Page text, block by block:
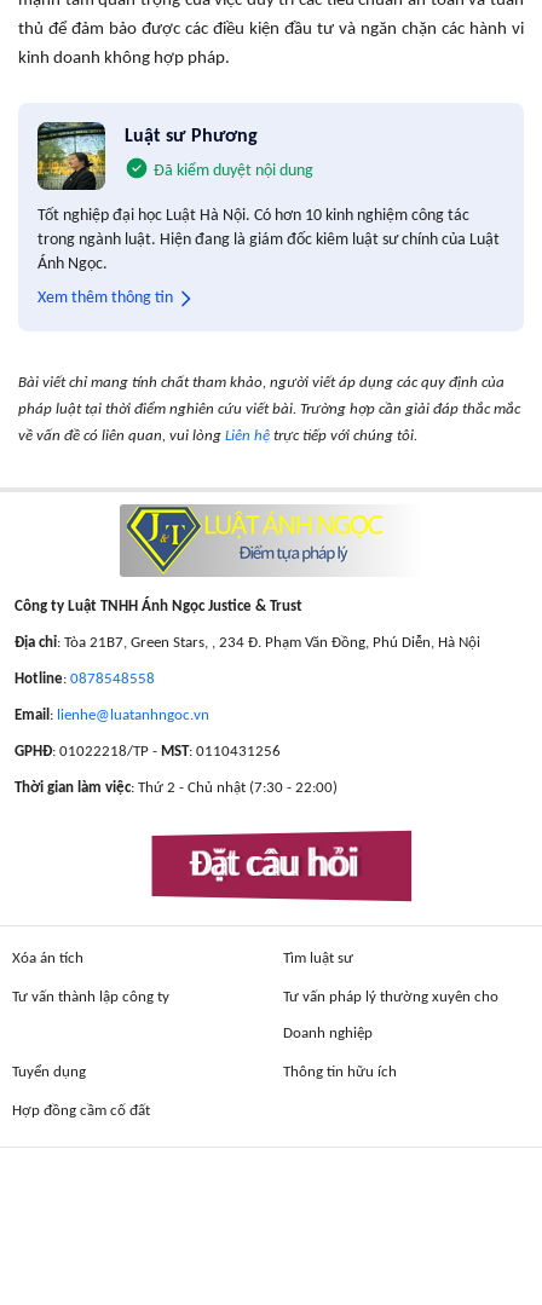
thủ để đảm bảo được các điều kiện đầu tư và ngăn chặn các hành vi
kinh doanh không hợp pháp.
Luật sư Phương
Đã kiểm duyệt nội dung
Tốt nghiệp đại học Luật Hà Nội. Có hơn 10 kinh nghiệm công tác
trong ngành luật. Hiện đang là giám đốc kiêm luật sư chính của Luật
Ánh Ngọc.
Xem thêm thông tin
Bài viết chỉ mang tính chất tham khảo, người viết áp dụng các quy định của
pháp luật tại thời điểm nghiên cứu viết bài. Trường hợp cần giải đáp thắc mắc
về vấn đề có liên quan, vui lòng Liên hệ trực tiếp với chúng tôi.
Công ty Luật TNHH Ánh Ngọc Justice & Trust
Địa chỉ: Tòa 21B7, Green Stars, , 234 Đ. Phạm Văn Đồng, Phú Diễn, Hà Nội
Hotline: 0878548558
Email : lienhe@luatanhngoc.vn
GPHĐ: 01022218/TP - MST: 0110431256
Thời gian làm việc: Thứ 2 - Chủ nhật (7:30 - 22:00)
Đặt câu hỏi
Xóa án tích Tìm luật sư
Tư vấn thành lập công ty Tư vấn pháp lý thường xuyên cho
Doanh nghiệp
Tuyển dụng Thông tin hữu ích
Hợp đồng cầm cố đất